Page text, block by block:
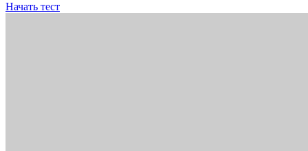
Начать тест